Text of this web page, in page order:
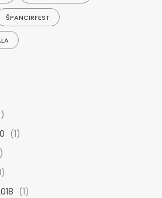
ŠPANCIRFEST
(1)
(1)